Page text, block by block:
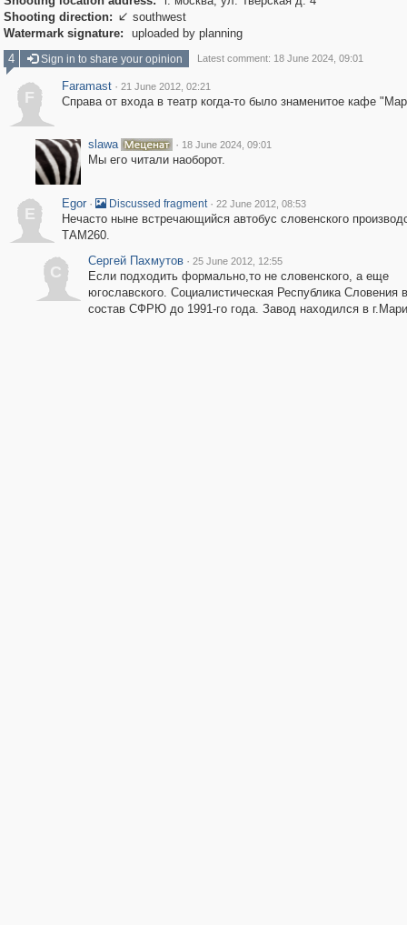
Shooting direction:  southwest
Watermark signature:
uploaded by planning
4
Sign in to share your opinion Latest comment: 18 June 2024, 09:01
F
Faramast · 21 June 2012, 02:21
Справа от входа в театр когда-то было знаменитое кафе
slawa · 18 June 2024, 09:01
Мы его читали наоборот.
E
Egor · Discussed fragment · 22 June 2012, 08:53
Нечасто ныне встречающийся автобус словенского
ТАМ260.
С
Сергей Пахмутов · 25 June 2012, 12:55
Если подходить формально,то не словенского, а еще
югославского. Социалистическая Республика Словения
состав СФРЮ до 1991-го года. Завод находился в